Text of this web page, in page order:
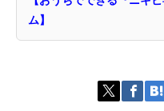
ム】